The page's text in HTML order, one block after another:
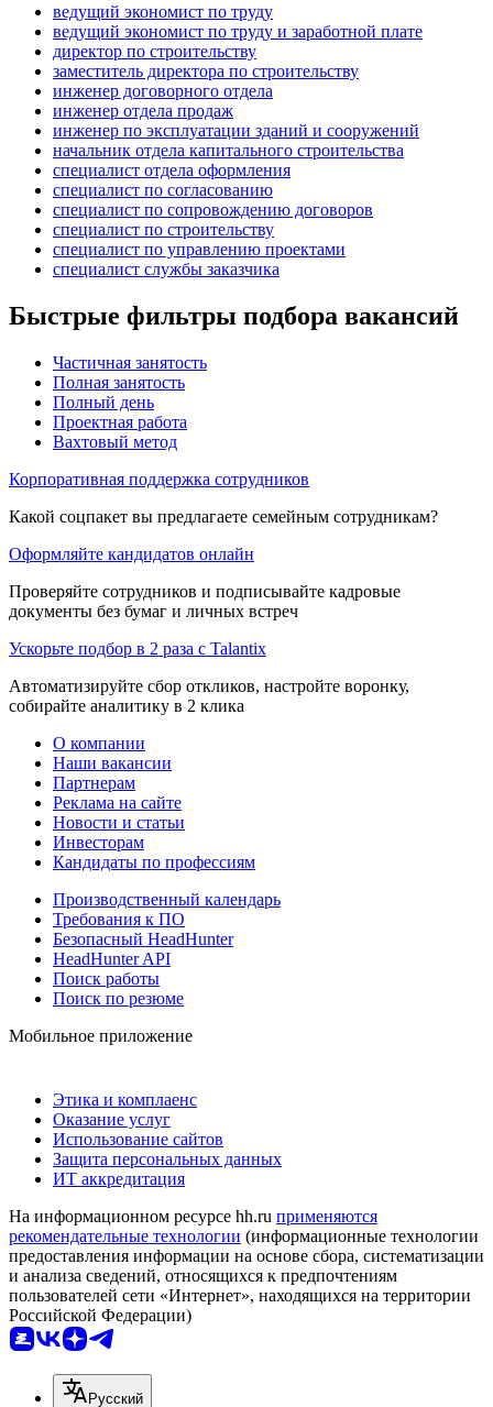
ведущий экономист по труду
ведущий экономист по труду и заработной плате
директор по строительству
заместитель директора по строительству
инженер договорного отдела
инженер отдела продаж
инженер по эксплуатации зданий и сооружений
начальник отдела капитального строительства
специалист отдела оформления
специалист по согласованию
специалист по сопровождению договоров
специалист по строительству
специалист по управлению проектами
специалист службы заказчика
Быстрые фильтры подбора вакансий
Частичная занятость
Полная занятость
Полный день
Проектная работа
Вахтовый метод
Корпоративная поддержка сотрудников
Какой соцпакет вы предлагаете семейным сотрудникам?
Оформляйте кандидатов онлайн
Проверяйте сотрудников и подписывайте кадровые
документы без бумаг и личных встреч
Ускорьте подбор в 2 раза с Talantix
Автоматизируйте сбор откликов, настройте воронку,
собирайте аналитику в 2 клика
О компании
Наши вакансии
Партнерам
Реклама на сайте
Новости и статьи
Инвесторам
Кандидаты по профессиям
Производственный календарь
Требования к ПО
Безопасный HeadHunter
HeadHunter API
Поиск работы
Поиск по резюме
Мобильное приложение
Этика и комплаенс
Оказание услуг
Использование сайтов
Защита персональных данных
ИТ аккредитация
На информационном ресурсе hh.ru применяются
рекомендательные технологии (информационные технологии
предоставления информации на основе сбора, систематизации
и анализа сведений, относящихся к предпочтениям
пользователей сети «Интернет», находящихся на территории
Российской Федерации)
Русский